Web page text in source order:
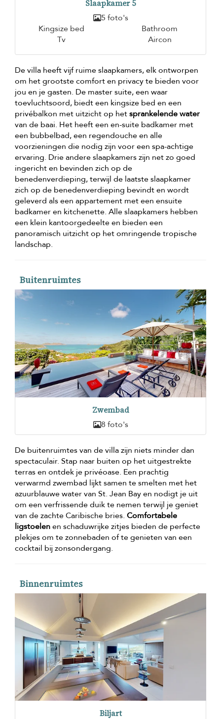
Slaapkamer 5
5 foto's
Kingsize bed
Bathroom
Tv
Aircon
De villa heeft vijf ruime slaapkamers, elk ontworpen
om het grootste comfort en privacy te bieden voor
jou en je gasten. De master suite, een waar
toevluchtsoord, biedt een kingsize bed en een
privébalkon met uitzicht op hetsprankelende water
van de baai. Het heeft een en-suite badkamer met
een bubbelbad, een regendouche en alle
voorzieningen die nodig zijn voor een spa-achtige
ervaring. Drie andere slaapkamers zijn net zo goed
ingericht en bevinden zich op de
benedenverdieping, terwijl de laatste slaapkamer
zich op de benedenverdieping bevindt en wordt
geleverd als een appartement met een ensuite
badkamer en kitchenette. Alle slaapkamers hebben
een klein kantoorgedeelte en bieden een
panoramisch uitzicht op het omringende tropische
landschap.
Buitenruimtes
Zwembad
8 foto's
De buitenruimtes van de villa zijn niets minder dan
spectaculair. Stap naar buiten op het uitgestrekte
terras en ontdek je privéoase. Een prachtig
verwarmd zwembad lijkt samen te smelten met het
azuurblauwe water van St. Jean Bay en nodigt je uit
om een verfrissende duik te nemen terwijl je geniet
van de zachte Caribische bries. Comfortabele
ligstoelenen schaduwrijke zitjes bieden de perfecte
plekjes om te zonnebaden of te genieten van een
cocktail bij zonsondergang.
Binnenruimtes
Biljart